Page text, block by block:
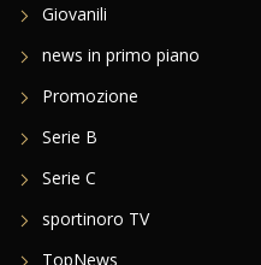
Giovanili
news in primo piano
Promozione
Serie B
Serie C
sportinoro TV
TopNews